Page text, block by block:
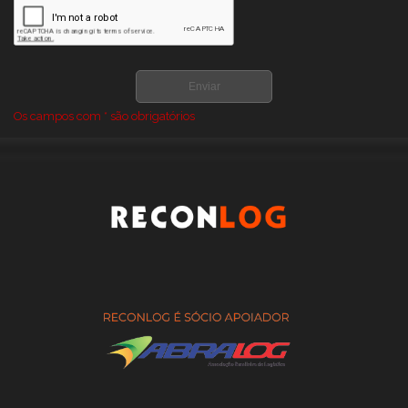
GALPÃO LONADO PARA ARMAZENAGEM COMPRAR
GALPÃO LONADO PARA ARMAZENAGEM PREÇO
GALPÃO PARA ARMAZENAMENTO DE FENO
GALPÃO PARA ARMAZENAMENTO DE GRÃOS
GALPÕES DE LONA PARA ARMAZENAGEM
ONDE COMPRAR GALPAO DE LONA PARA AGRONEGOCIO
ONDE COMPRAR GALPÃO DE LONA PARA ARMAZENAGEM
PREÇO DE GALPÕES LONADOS PARA LOGISTICA E
ARMAZENAGEM
PREÇO GALPAO DE LONA PARA AGRONEGOCIO
Os campos com * são obrigatórios